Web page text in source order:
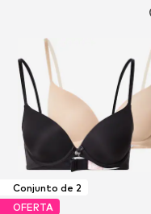
Conjunto de 2
OFERTA